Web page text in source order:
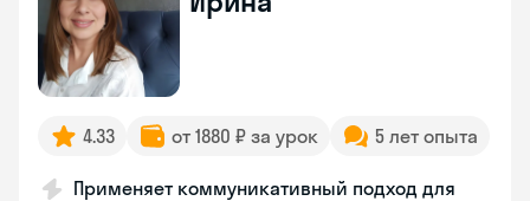
4.33 от 1880 ₽ за урок 5 лет опыта
Применяет коммуникативный подход для